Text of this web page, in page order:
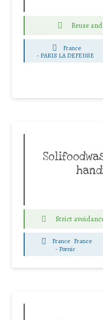
Reuse
France
- PARIS LA DEFENSE
Strict
France France
- Pornic